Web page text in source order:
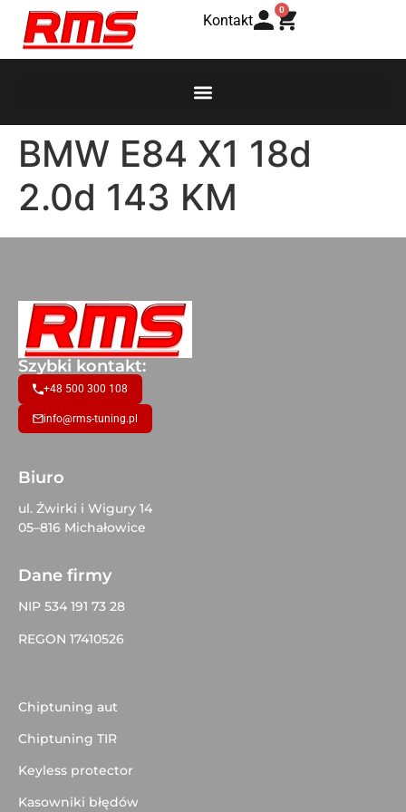
Kontakt
0
BMW E84 X1 18d
2.0d 143 KM
Szybki kontakt:
+48 500 300 108
info@rms-tuning.pl
Biuro
ul. Żwirki i Wigury 14
05–816 Michałowice
Dane firmy
NIP 534 191 73 28
REGON 17410526
Chiptuning aut
Chiptuning TIR
Keyless protector
Kasowniki błędów